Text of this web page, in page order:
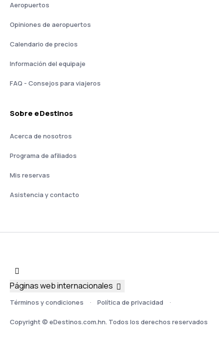
Aeropuertos
Opiniones de aeropuertos
Calendario de precios
Información del equipaje
FAQ - Consejos para viajeros
Sobre eDestinos
Acerca de nosotros
Programa de afiliados
Mis reservas
Asistencia y contacto
Términos y condiciones Política de privacidad
Copyright © eDestinos.com.hn. Todos los derechos reservados
Páginas web internacionales